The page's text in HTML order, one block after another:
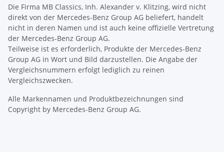
Die Firma MB Classics, Inh. Alexander v. Klitzing, wird nicht
direkt von der Mercedes-Benz Group AG beliefert, handelt
nicht in deren Namen und ist auch keine offizielle Vertretung
der Mercedes-Benz Group AG.
Teilweise ist es erforderlich, Produkte der Mercedes-Benz
Group AG in Wort und Bild darzustellen. Die Angabe der
Vergleichsnummern erfolgt lediglich zu reinen
Vergleichszwecken.
Alle Markennamen und Produktbezeichnungen sind
Copyright by Mercedes-Benz Group AG.